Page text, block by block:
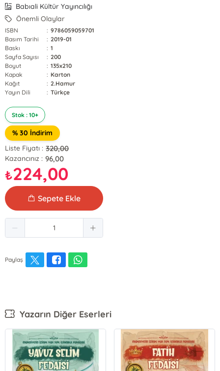
Babıali Kültür Yayıncılığı
Önemli Olaylar
ISBN : 9786059059701
Basım Tarihi
: 2019-01
Baskı
: 1
Sayfa Sayısı
: 200
Boyut
: 135x210
Kapak
: Karton
Kağıt
: 2.Hamur
Yayın Dili
: Türkçe
Stok : 10+
% 30 İndirim
Liste Fiyatı : 320,00
Kazancınız : 96,00
₺224,00
Sepete Ekle
Paylaş
Yazarın Diğer Eserleri